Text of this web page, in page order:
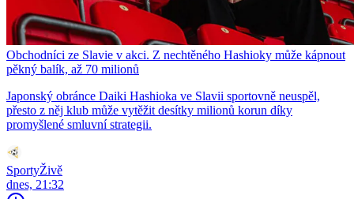
Obchodníci ze Slavie v akci. Z nechtěného Hashioky může kápnout
pěkný balík, až 70 milionů
Japonský obránce Daiki Hashioka ve Slavii sportovně neuspěl,
přesto z něj klub může vytěžit desítky milionů korun díky
promyšlené smluvní strategii.
SportyŽivě
dnes, 21:32